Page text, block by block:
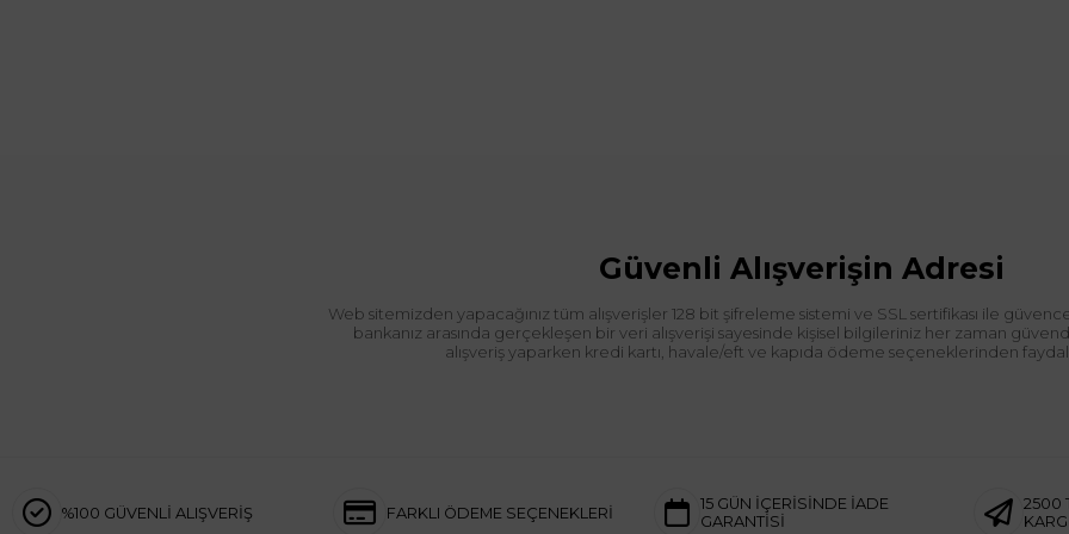
Güvenli Alışverişin Adresi
Web sitemizden yapacağınız tüm alışverişler 128 bit şifreleme sistemi ve SSL sertifikası ile
bankanız arasında gerçekleşen bir veri alışverişi sayesinde kişisel bilgileriniz her zaman
alışveriş yaparken kredi kartı, havale/eft ve kapıda ödeme seçeneklerinden
%100 GÜVENLİ ALIŞVERİŞ FARKLI ÖDEME SEÇENEKLERİ
15 GÜN İÇERİSİNDE İADE
GARANTİSİ
2500